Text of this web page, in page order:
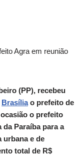
(PP), recebeu
Brasíliao prefeito de
o prefeito
da Paraíba para a
urbana e de
total de R$